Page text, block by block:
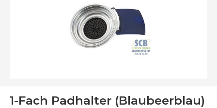
1-Fach Padhalter (Blaubeerblau)